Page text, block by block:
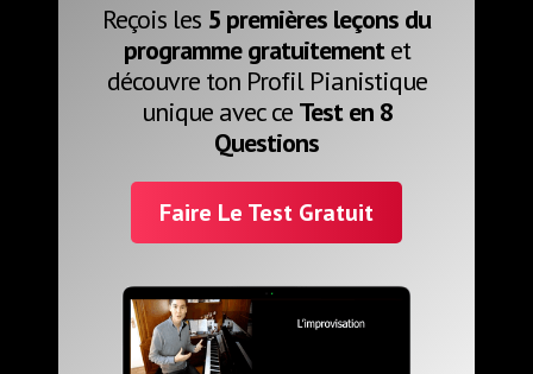
Reçois les 5 premières leçons du
programme gratuitementet
découvre ton Profil Pianistique
unique avec ce Test en 8
Questions
Faire Le Test Gratuit